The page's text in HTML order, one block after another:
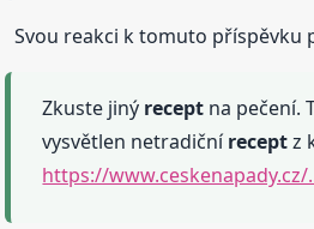
Svou reakci k tomuto příspěvku
Zkuste jiný recept na pečení.
vysvětlen netradičníreceptz
https://